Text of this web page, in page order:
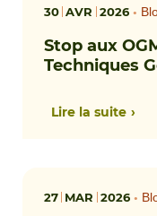
30 AVR 2026•
Stop aux
Techniques
Lire la suite
27 MAR 2026•